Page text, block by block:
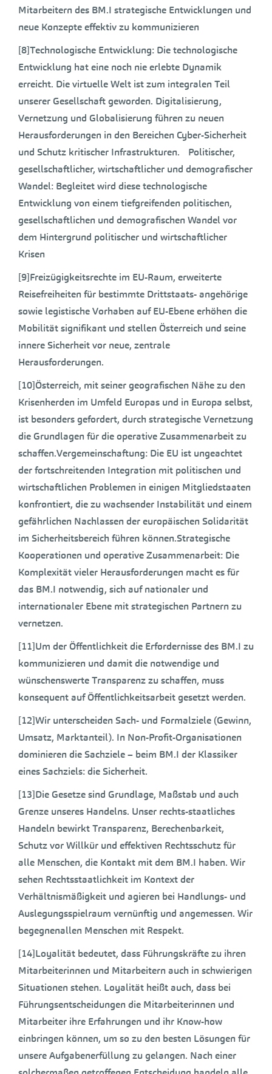
Mitarbeitern des BM.I strategische Entwicklungen und
neue Konzepte effektiv zu kommunizieren
[8]Technologische Entwicklung: Die technologische
Entwicklung hat eine noch nie erlebte Dynamik
erreicht. Die virtuelle Welt ist zum integralen Teil
unserer Gesellschaft geworden. Digitalisierung,
Vernetzung und Globalisierung führen zu neuen
Herausforderungen in den Bereichen Cyber-Sicherheit
und Schutz kritischer Infrastrukturen. Politischer,
gesellschaftlicher, wirtschaftlicher und demografischer
Wandel: Begleitet wird diese technologische
Entwicklung von einem tiefgreifenden politischen,
gesellschaftlichen und demografischen Wandel vor
dem Hintergrund politischer und wirtschaftlicher
Krisen
[9]Freizügigkeitsrechte im EU-Raum, erweiterte
Reisefreiheiten für bestimmte Drittstaats- angehörige
sowie legistische Vorhaben auf EU-Ebene erhöhen die
Mobilität signifikant und stellen Österreich und seine
innere Sicherheit vor neue, zentrale
Herausforderungen.
[10]Österreich, mit seiner geografischen Nähe zu den
Krisenherden im Umfeld Europas und in Europa selbst,
ist besonders gefordert, durch strategische Vernetzung
die Grundlagen für die operative Zusammenarbeit zu
schaffen.Vergemeinschaftung: Die EU ist ungeachtet
der fortschreitenden Integration mit politischen und
wirtschaftlichen Problemen in einigen Mitgliedstaaten
konfrontiert, die zu wachsender Instabilität und einem
gefährlichen Nachlassen der europäischen Solidarität
im Sicherheitsbereich führen können.Strategische
Kooperationen und operative Zusammenarbeit: Die
Komplexität vieler Herausforderungen macht es für
das BM.I notwendig, sich auf nationaler und
internationaler Ebene mit strategischen Partnern zu
vernetzen.
[11]Um der Öffentlichkeit die Erfordernisse des BM.I zu
kommunizieren und damit die notwendige und
wünschenswerte Transparenz zu schaffen, muss
konsequent auf Öffentlichkeitsarbeit gesetzt werden.
[12]Wir unterscheiden Sach- und Formalziele (Gewinn,
Umsatz, Marktanteil). In Non-Profit-Organisationen
dominieren die Sachziele – beim BM.I der Klassiker
eines Sachziels: die Sicherheit.
[13]Die Gesetze sind Grundlage, Maßstab und auch
Grenze unseres Handelns. Unser rechts-staatliches
Handeln bewirkt Transparenz, Berechenbarkeit,
Schutz vor Willkür und effektiven Rechtsschutz für
alle Menschen, die Kontakt mit dem BM.I haben. Wir
sehen Rechtsstaatlichkeit im Kontext der
Verhältnismäßigkeit und agieren bei Handlungs- und
Auslegungsspielraum vernünftig und angemessen. Wir
begegnenallen Menschen mit Respekt.
[14]Loyalität bedeutet, dass Führungskräfte zu ihren
Mitarbeiterinnen und Mitarbeitern auch in schwierigen
Situationen stehen. Loyalität heißt auch, dass bei
Führungsentscheidungen die Mitarbeiterinnen und
Mitarbeiter ihre Erfahrungen und ihr Know-how
einbringen können, um so zu den besten Lösungen für
unsere Aufgabenerfüllung zu gelangen. Nach einer